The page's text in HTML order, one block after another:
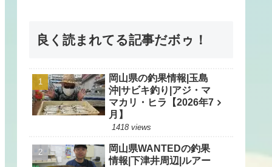
良く読まれてる記事だボゥ！
岡山県の釣果情報|玉島
沖|サビキ釣り|アジ・マ
マカリ・ヒラ【2026年7
月】
1418 views
岡山県WANTEDの釣果
情報|下津井周辺|ルアー